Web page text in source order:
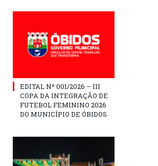
EDITAL Nº 001/2026 – III
COPA DA INTEGRAÇÃO DE
FUTEBOL FEMININO 2026
DO MUNICÍPIO DE ÓBIDOS